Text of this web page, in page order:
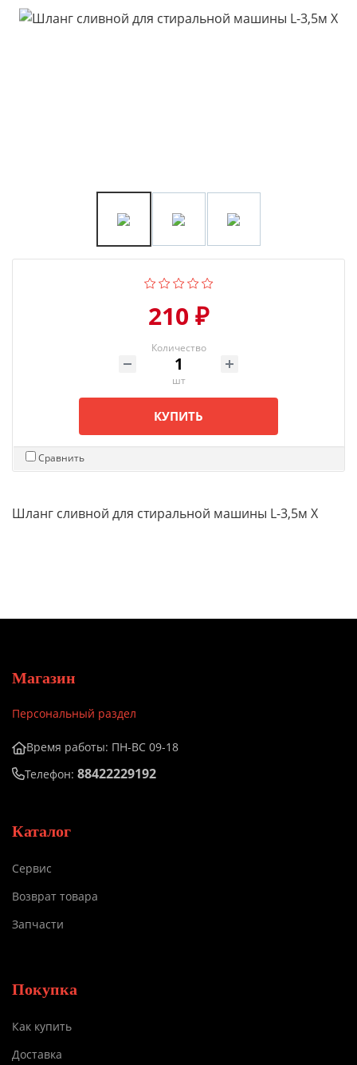
210 ₽
Количество
шт
КУПИТЬ
Сравнить
Шланг сливной для стиральной машины L-3,5м Х
Магазин
Персональный раздел
Время работы: ПН-ВС 09-18
Телефон: 88422229192
Каталог
Сервис
Возврат товара
Запчасти
Покупка
Как купить
Доставка